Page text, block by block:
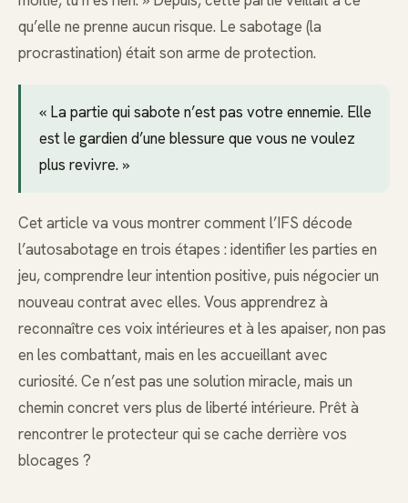
qu’elle ne prenne aucun risque. Le sabotage (la
procrastination) était son arme de protection.
« La partie qui sabote n’est pas votre ennemie. Elle
est le gardien d’une blessure que vous ne voulez
plus revivre. »
Cet article va vous montrer comment l’IFS décode
l’autosabotage en trois étapes : identifier les parties en
jeu, comprendre leur intention positive, puis négocier un
nouveau contrat avec elles. Vous apprendrez à
reconnaître ces voix intérieures et à les apaiser, non pas
en les combattant, mais en les accueillant avec
curiosité. Ce n’est pas une solution miracle, mais un
chemin concret vers plus de liberté intérieure. Prêt à
rencontrer le protecteur qui se cache derrière vos
blocages ?